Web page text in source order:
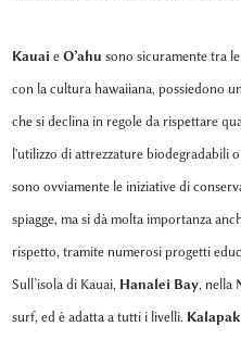
Kauai e O’ahu sono sicuramente tra
con la cultura hawaiiana, possiedono
che si declina in regole da rispettare
l'utilizzo di attrezzature biodegradabili
sono ovviamente le iniziative di
spiagge, ma si dà molta importanza
rispetto, tramite numerosi progetti
Sull’isola di Kauai, Hanalei Bay, nella
surf, ed è adatta a tutti i livelli.